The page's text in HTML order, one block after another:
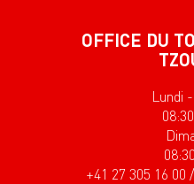
OFFICE DU
Lundi
+41 27 305 16 00